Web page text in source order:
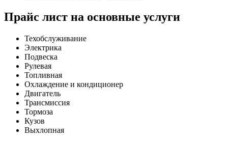
Прайс лист на основные услуги
Техобслуживание
Электрика
Подвеска
Рулевая
Топливная
Охлаждение и кондиционер
Двигатель
Трансмиссия
Тормоза
Кузов
Выхлопная